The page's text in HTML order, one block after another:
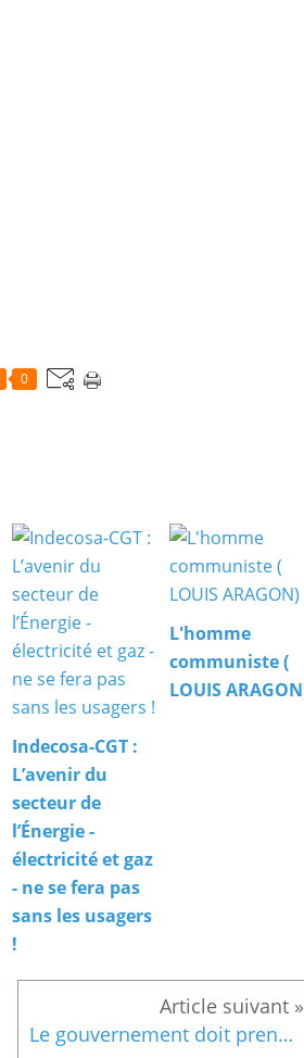
0
Indecosa-CGT :
L’avenir du
secteur de
l’Énergie -
électricité et gaz
- ne se fera pas
sans les usagers
!
L'homme
communiste (
LOUIS
Le gouvernement doit prendre toutes ses responsabilités à Bruxelles : Non à un Gandrange de la pêche